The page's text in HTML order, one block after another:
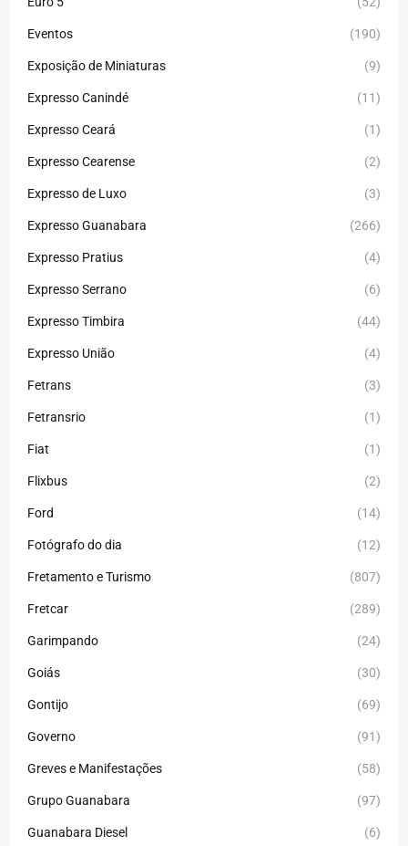
Eventos (190)
Exposição de Miniaturas (9)
Expresso Canindé (11)
Expresso Ceará (1)
Expresso Cearense (2)
Expresso de Luxo (3)
Expresso Guanabara (266)
Expresso Pratius (4)
Expresso Serrano (6)
Expresso Timbira (44)
Expresso União (4)
Fetrans (3)
Fetransrio (1)
Fiat (1)
Flixbus (2)
Ford (14)
Fotógrafo do dia (12)
Fretamento e Turismo (807)
Fretcar (289)
Garimpando (24)
Goiás (30)
Gontijo (69)
Governo (91)
Greves e Manifestações (58)
Grupo Guanabara (97)
Guanabara Diesel (6)